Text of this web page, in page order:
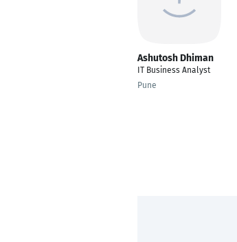
Ashutosh Dhiman
IT Business Analyst
Pune